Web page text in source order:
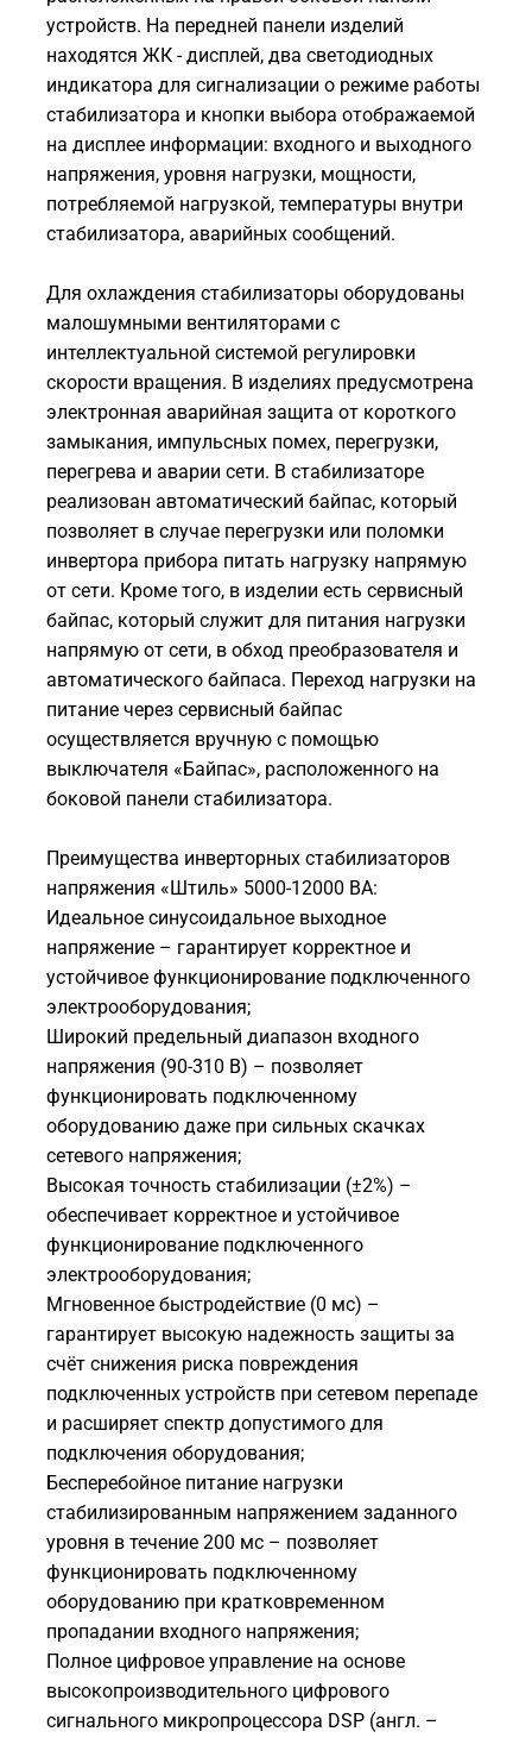
устройств. На передней панели изделий
находятся ЖК - дисплей, два светодиодных
индикатора для сигнализации о режиме работы
стабилизатора и кнопки выбора отображаемой
на дисплее информации: входного и выходного
напряжения, уровня нагрузки, мощности,
потребляемой нагрузкой, температуры внутри
стабилизатора, аварийных сообщений.
Для охлаждения стабилизаторы оборудованы
малошумными вентиляторами с
интеллектуальной системой регулировки
скорости вращения. В изделиях предусмотрена
электронная аварийная защита от короткого
замыкания, импульсных помех, перегрузки,
перегрева и аварии сети. В стабилизаторе
реализован автоматический байпас, который
позволяет в случае перегрузки или поломки
инвертора прибора питать нагрузку напрямую
от сети. Кроме того, в изделии есть сервисный
байпас, который служит для питания нагрузки
напрямую от сети, в обход преобразователя и
автоматического байпаса. Переход нагрузки на
питание через сервисный байпас
осуществляется вручную с помощью
выключателя «Байпас», расположенного на
боковой панели стабилизатора.
Преимущества инверторных стабилизаторов
напряжения «Штиль» 5000-12000 ВА:
Идеальное синусоидальное выходное
напряжение – гарантирует корректное и
устойчивое функционирование подключенного
электрооборудования;
Широкий предельный диапазон входного
напряжения (90-310 В) – позволяет
функционировать подключенному
оборудованию даже при сильных скачках
сетевого напряжения;
Высокая точность стабилизации (±2%) –
обеспечивает корректное и устойчивое
функционирование подключенного
электрооборудования;
Мгновенное быстродействие (0 мс) –
гарантирует высокую надежность защиты за
счёт снижения риска повреждения
подключенных устройств при сетевом перепаде
и расширяет спектр допустимого для
подключения оборудования;
Бесперебойное питание нагрузки
стабилизированным напряжением заданного
уровня в течение 200 мс – позволяет
функционировать подключенному
оборудованию при кратковременном
пропадании входного напряжения;
Полное цифровое управление на основе
высокопроизводительного цифрового
сигнального микропроцессора DSP (англ. –